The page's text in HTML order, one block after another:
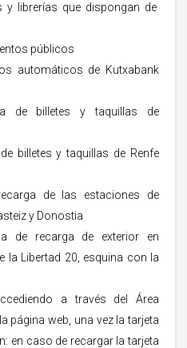
y librerías que dispongan de
públicos
automáticos de Kutxabank
de billetes y taquillas de
billetes y taquillas de Renfe
de las estaciones de
y Donostia
de recarga de exterior en
la Libertad 20, esquina con la
a través del Área
página web, una vez la tarjeta
en caso de recargar la tarjeta